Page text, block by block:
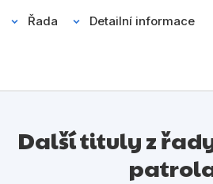
Řada Detailní informace
Další tituly z